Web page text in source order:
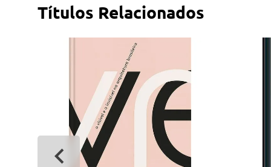
Títulos Relacionados